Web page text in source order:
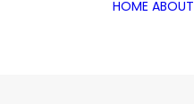
HOME ABOUT